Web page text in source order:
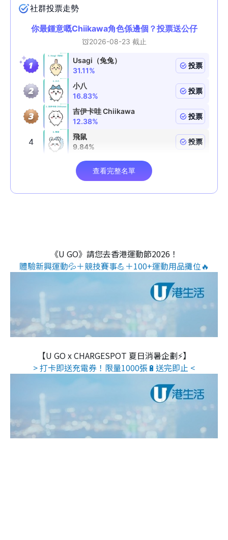
《U GO》請您去香港運動節2026！
體驗新興運動💦＋競技賽事💪＋100+運動用品攤位🔥
【U GO x CHARGESPOT 夏日消暑企劃⚡】
> 打卡即送充電券！限量1000張🔋送完即止 <